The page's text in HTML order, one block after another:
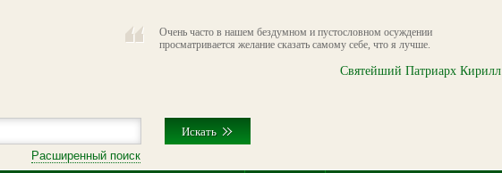
Очень часто в нашем бездумном и пустословном осуждении
просматривается желание сказать самому себе, что я лучше.
Святейший Патриарх Кирилл
Расширенный поиск